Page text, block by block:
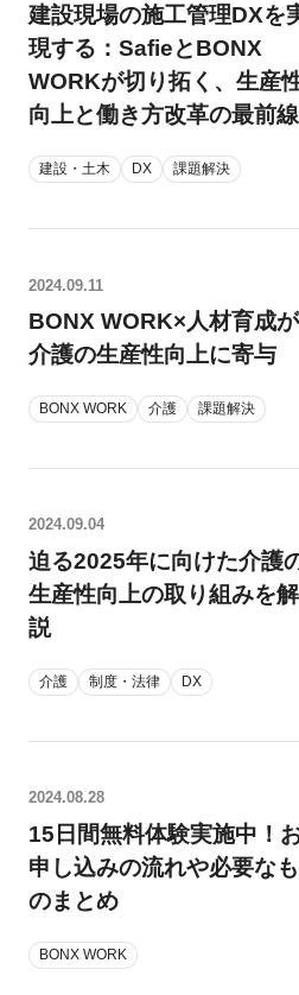
建設現場の施工管理DXを
現する：SafieとBONX
WORKが切り拓く、生産
向上と働き方改革の最前線
建設・土木 DX 課題解決
2024.09.11
BONX WORK×人材育成が
介護の生産性向上に寄与
BONX WORK 介護 課題解決
2024.09.04
迫る2025年に向けた介護
生産性向上の取り組みを解
説
介護 制度・法律 DX
2024.08.28
15日間無料体験実施中！
申し込みの流れや必要なも
のまとめ
BONX WORK